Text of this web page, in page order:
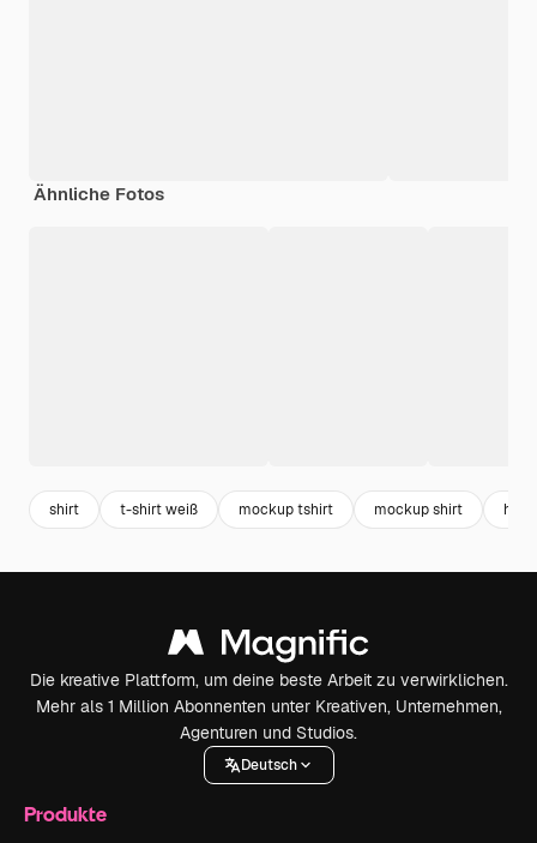
Ähnliche Fotos
shirt t-shirt weiß mockup tshirt mockup shirt
Die kreative Plattform, um deine beste Arbeit zu verwirklichen.
Mehr als 1 Million Abonnenten unter Kreativen, Unternehmen,
Agenturen und Studios.
Deutsch
Produkte